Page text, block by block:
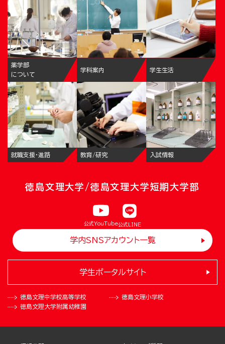
薬学部
について
学科案内 学生生活
就職支援・進路 教育/研究 入試情報
徳島文理大学/徳島文理大学短期大学部
公式YouTube公式LINE
学内SNSアカウント一覧
徳島文理中学校高等学校
徳島文理小学校
徳島文理大学附属幼稚園
学生ポータルサイト